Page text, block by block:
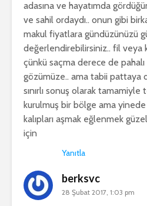
adasına ve hayatımda
ve sahil ordaydı.. onun gibi
makul fiyatlara gündüzünüzü
değerlendirebilirsiniz.. fil veya
çünkü saçma derece de
gözümüze.. ama tabii pattaya
sınırlı sonuş olarak
kurulmuş bir bölge ama yinede
kalıpları aşmak eğlenmek
için
Yanıtla
berksvc
28 Şubat 2017, 1:03 pm